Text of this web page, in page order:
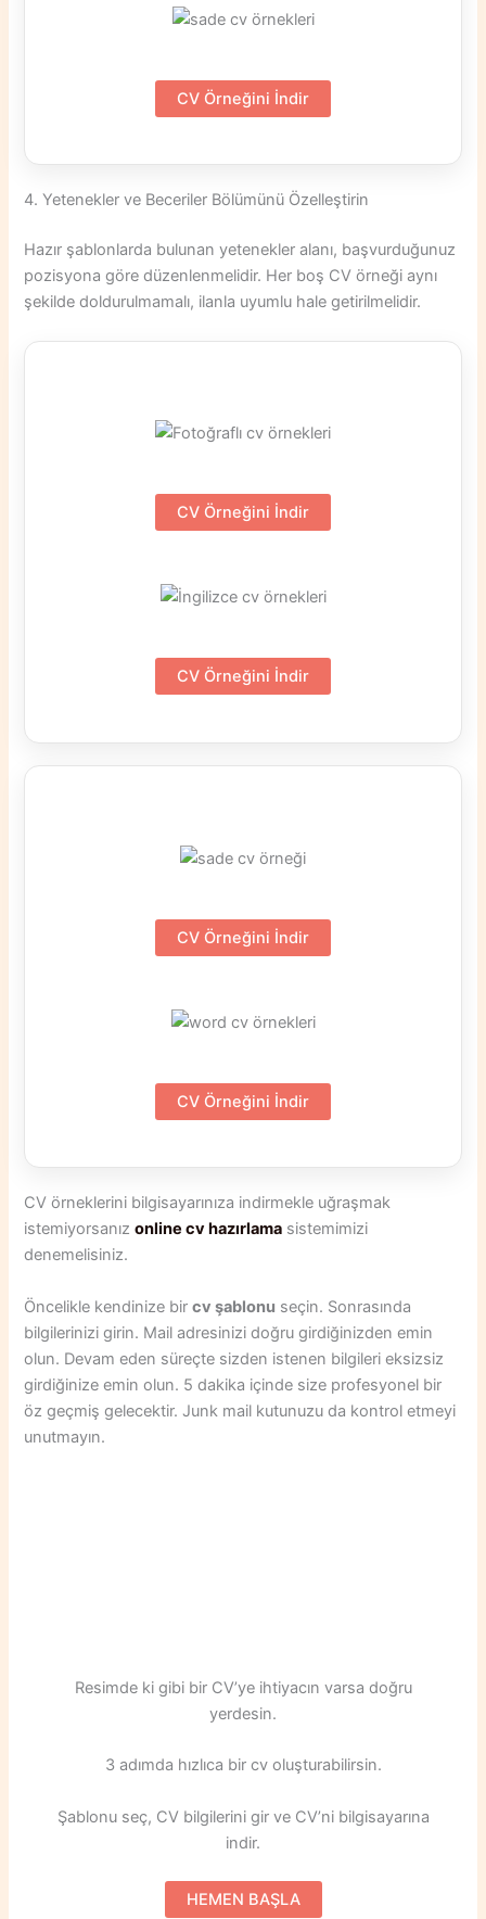
CV Örneğini İndir
4. Yetenekler ve Beceriler Bölümünü Özelleştirin
Hazır şablonlarda bulunan yetenekler alanı, başvurduğunuz
pozisyona göre düzenlenmelidir. Her boş CV örneği aynı
şekilde doldurulmamalı, ilanla uyumlu hale getirilmelidir.
CV Örneğini İndir
CV Örneğini İndir
CV Örneğini İndir
CV Örneğini İndir
CV örneklerini bilgisayarınıza indirmekle uğraşmak
istemiyorsanızonline cv hazırlama sistemimizi
denemelisiniz.
Öncelikle kendinize bircv şablonu seçin. Sonrasında
bilgilerinizi girin. Mail adresinizi doğru girdiğinizden emin
olun. Devam eden süreçte sizden istenen bilgileri eksizsiz
girdiğinize emin olun. 5 dakika içinde size profesyonel bir
öz geçmiş gelecektir. Junk mail kutunuzu da kontrol etmeyi
unutmayın.
Resimde ki gibi bir CV’ye ihtiyacın varsa doğru
yerdesin.
3 adımda hızlıca bir cv oluşturabilirsin.
Şablonu seç, CV bilgilerini gir ve CV’ni bilgisayarına
indir.
HEMEN BAŞLA